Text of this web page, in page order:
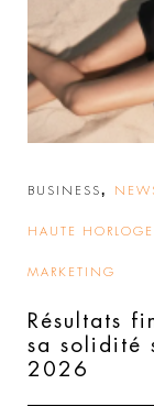
BUSINESS,
HAUTE
MARKETING
Résultats
sa solidité
2026